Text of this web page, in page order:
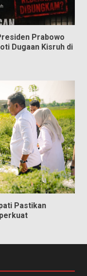
Prabowo
Dugaan Kisruh di
Pastikan